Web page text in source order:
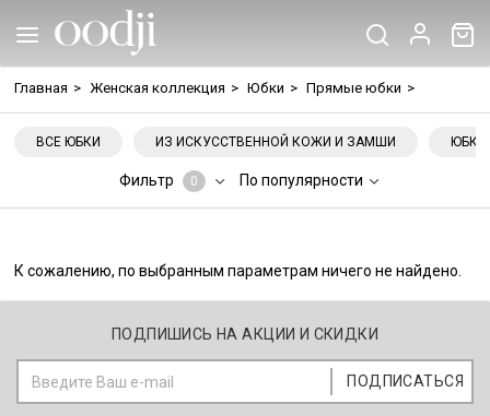
Главная > Женская коллекция > Юбки > Прямые юбки >
ВСЕ ЮБКИ ИЗ ИСКУССТВЕННОЙ КОЖИ И ЗАМШИ
Фильтр 0 По популярности
К сожалению, по выбранным параметрам ничего не найдено.
ПОДПИШИСЬ НА АКЦИИ И СКИДКИ